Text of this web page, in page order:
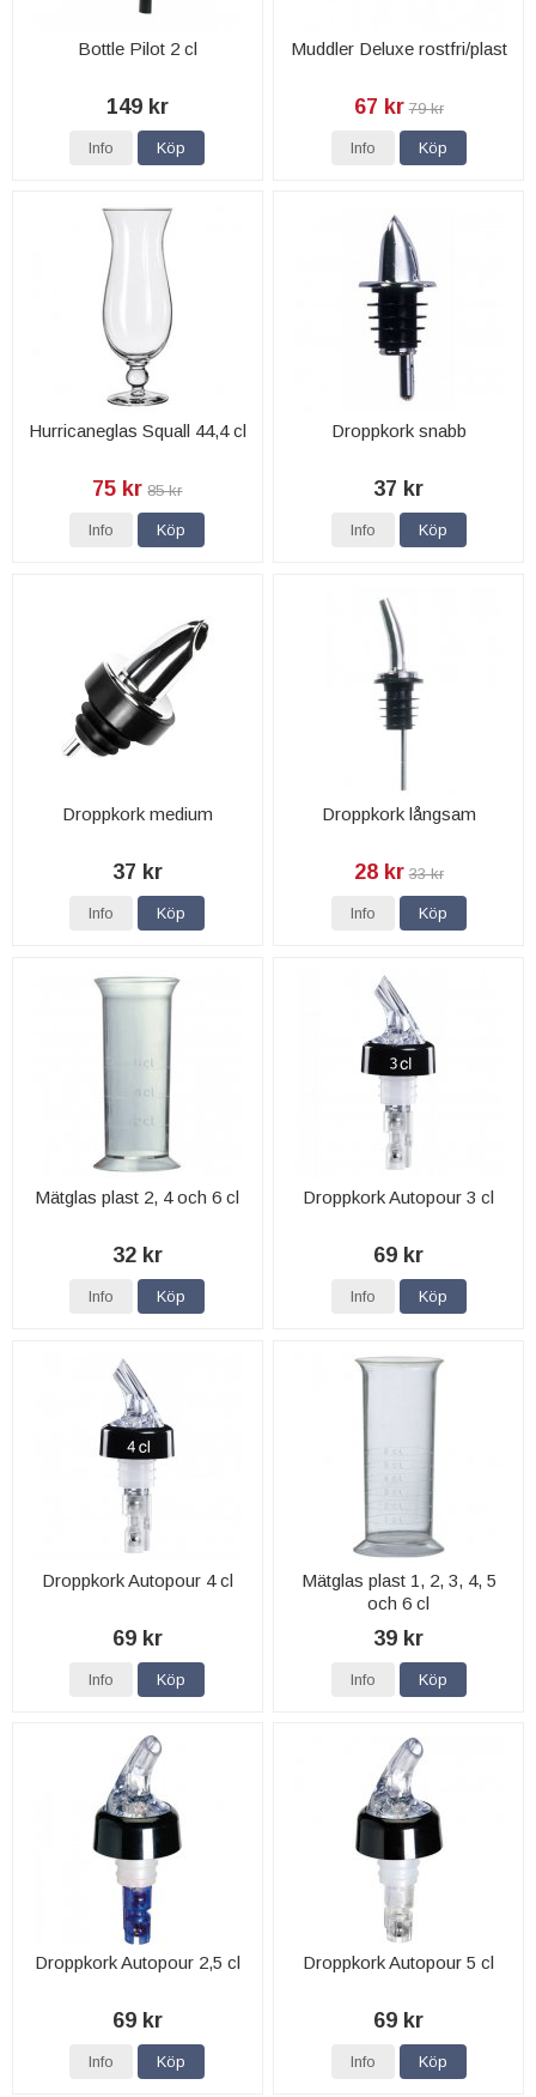
Bottle Pilot 2 cl
149 kr
Info Köp
Muddler Deluxe rostfri/plast
67 kr 79 kr
Info Köp
Hurricaneglas Squall 44,4 cl
75 kr 85 kr
Info Köp
Droppkork snabb
37 kr
Info Köp
Droppkork medium
37 kr
Info Köp
Droppkork långsam
28 kr 33 kr
Info Köp
Mätglas plast 2, 4 och 6 cl
32 kr
Info Köp
Droppkork Autopour 3 cl
69 kr
Info Köp
Droppkork Autopour 4 cl
69 kr
Info Köp
Mätglas plast 1, 2, 3, 4, 5
och 6 cl
39 kr
Info Köp
Droppkork Autopour 2,5 cl
69 kr
Info Köp
Droppkork Autopour 5 cl
69 kr
Info Köp